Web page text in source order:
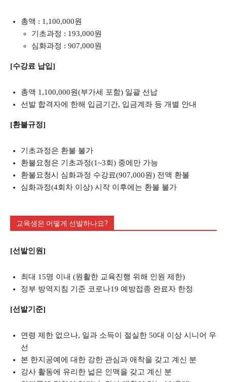
총액 : 1,100,000원
기초과정 : 193,000원
심화과정 : 907,000원
[수강료 납입]
총액 1,100,000원(부가세 포함) 일괄 선납
선발 합격자에 한해 입금기간, 입금계좌 등 개별 안내
[환불규정]
기초과정은 환불 불가
환불요청은 기초과정(1~3회) 중에만 가능
환불요청시 심화과정 수강료(907,000원) 전액 환불
심화과정(4회차 이상) 시작 이후에는 환불 불가
교육생은 어떻게 선발하나요?
[선발인원]
최대 15명 이내 (원활한 교육진행 위해 인원 제한)
정부 방역지침 기준 코로나19 예방접종 완료자 한정
[선발기준]
연령 제한 없으나, 일과 소득이 절실한 50대 이상 시니어 우
선
본 한지공예에 대한 강한 관심과 애착을 갖고 계신 분
강사 활동에 유리한 넓은 인맥을 갖고 계신 분